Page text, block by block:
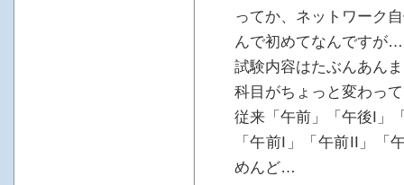
ってか、ネットワーク
んで初めてなんですが…
試験内容はたぶんあん
科目がちょっと変わっ
従来「午前」「午後I」
「午前I」「午前II」「
めんど…